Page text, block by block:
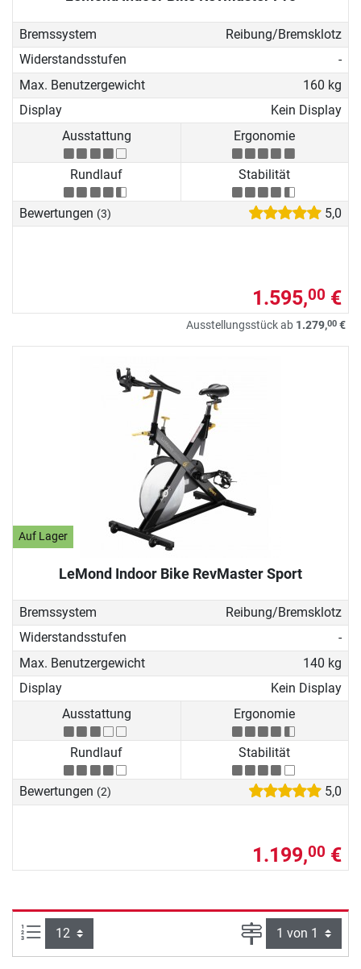
Bremssystem
Reibung/Bremsklotz
Widerstandsstufen
-
Max. Benutzergewicht
160 kg
Display
Kein Display
Ausstattung
Ergonomie
Rundlauf Stabilität
Bewertungen (3) 5,0
1.595,00 €
Ausstellungsstück ab 1.279,00 €
Auf Lager
LeMond Indoor Bike RevMaster Sport
Bremssystem
Reibung/Bremsklotz
Widerstandsstufen
-
Max. Benutzergewicht
140 kg
Display
Kein Display
Ausstattung
Ergonomie
Rundlauf Stabilität
Bewertungen (2) 5,0
1.199,00 €
Artikel pro Seite: Seite